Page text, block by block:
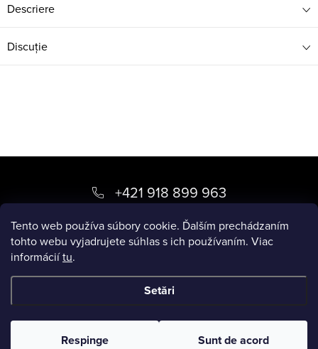
Tento web používa súbory cookie. Ďalším prechádzaním
tohto webu vyjadrujete súhlas s ich používaním. Viac
informáciítu.
Setări
Respinge Sunt de acord
Descriere
Discuţie
b
+421 918 899 963
kvety@luxory.sk
BLOG LUXORY
Drepturi de autor 2026LUXORY.SK. Toate drepturile rezervate.